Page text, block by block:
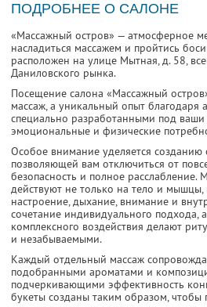
ПОДРОБНЕЕ О САЛОНЕ
«Массажный остров» — атмосферное
насладиться массажем и пройтись
расположен на улице Мытная, д. 58,
Даниловского рынка.
Посещение салона «Массажный
массаж, а уникальный опыт благодаря
специально разработанными под
эмоциональные и физические
Особое внимание уделяется
позволяющей вам отключиться от
безопасность и полное
действуют не только на тело и
настроение, дыхание, внимание и
сочетание индивидуального подхода,
комплексного воздействия делают
и незабываемыми.
Каждый отдельный массаж
подобранными ароматами и
подчеркивающими эффективность
букеты созданы таким образом,